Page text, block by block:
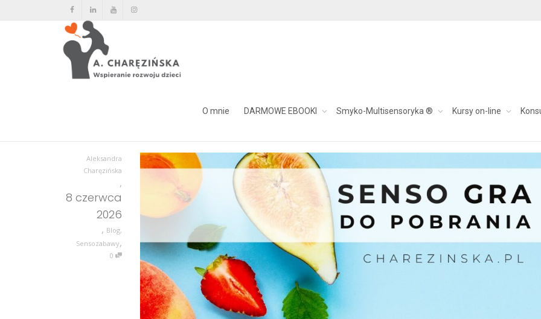
O mnie DARMOWE EBOOKI Smyko-Multisensoryka ® Kursy on-line
Aleksandra
Charęzińska
,
8 czerwca
2026
, Blog,
Sensozabawy,
0